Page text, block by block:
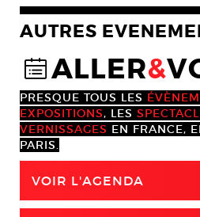
AUTRES
@ALLER&
PRESQUE TOUS LES
EXPOSITIONS, LES
VERNISSAGES EN FRANCE,
PARIS.
VOIR L'AGENDA